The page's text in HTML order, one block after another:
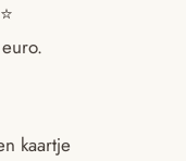
kaartje